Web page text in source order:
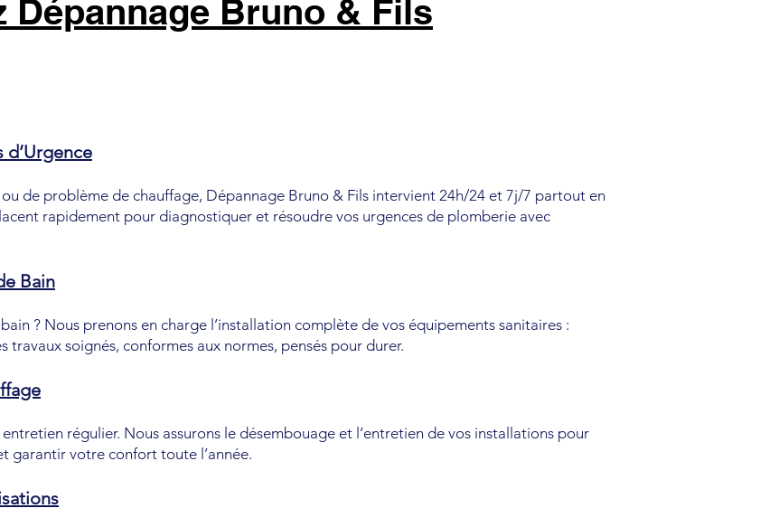
Dépannage Bruno & Fils
d’Urgence
de problème de chauffage, Dépannage Bruno & Fils intervient 24h/24 et 7j/7 partout en
rapidement pour diagnostiquer et résoudre vos urgences de plomberie avec
Bain
? Nous prenons en charge l’installation complète de vos équipements sanitaires :
soignés, conformes aux normes, pensés pour durer.
régulier. Nous assurons le désembouage et l’entretien de vos installations pour
garantir votre confort toute l’année.